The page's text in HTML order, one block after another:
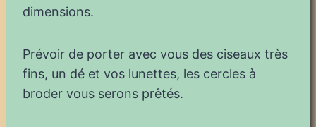
dimensions.
Prévoir de porter avec vous des ciseaux très
fins, un dé et vos lunettes, les cercles à
broder vous serons prêtés.